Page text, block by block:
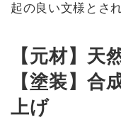
起の良い文様とさ
【元材】天
【塗装】合
上げ